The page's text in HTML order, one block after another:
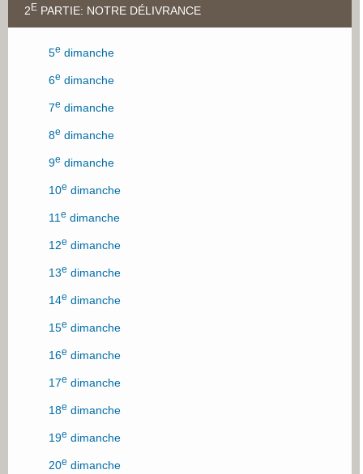
1er dimanche
2 dimanche
3 dimanche
4 dimanche
2E PARTIE: NOTRE DÉLIVRANCE
5e dimanche
6e dimanche
7e dimanche
8e dimanche
9e dimanche
10e dimanche
11 e dimanche
12e dimanche
13e dimanche
14e dimanche
15e dimanche
16e dimanche
17e dimanche
18e dimanche
19e dimanche
20e dimanche